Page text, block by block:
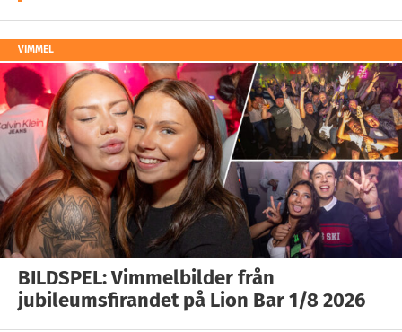
VIMMEL
BILDSPEL: Vimmelbilder från
jubileumsfirandet på Lion Bar 1/8 2026